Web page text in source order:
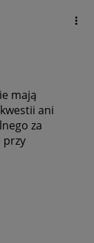
mają
ani
za
przy